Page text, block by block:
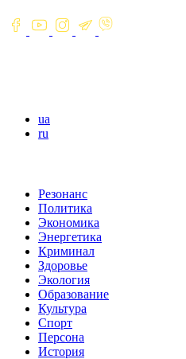
ua
ru
Резонанс
Политика
Экономика
Энергетика
Криминал
Здоровье
Экология
Образование
Культура
Спорт
Персона
История